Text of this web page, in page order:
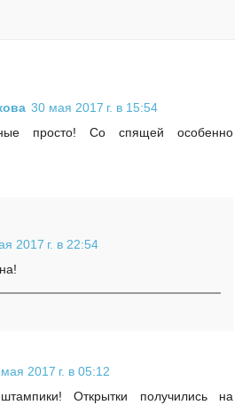
30 мая 2017 г. в 15:54
просто! Со спящей особенно
2017 г. в 22:54
2017 г. в 05:12
Открытки получились на